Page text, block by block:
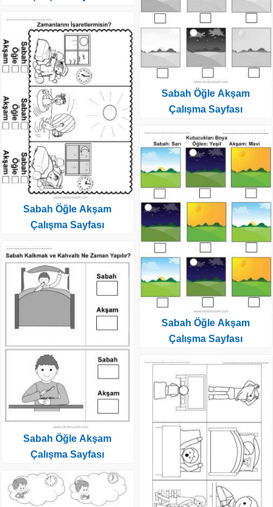
Sabah Öğle Akşam
Çalışma Sayfası
Sabah Öğle Akşam
Çalışma Sayfası
Sabah Öğle Akşam
Çalışma Sayfası
Sabah Öğle Akşam
Çalışma Sayfası